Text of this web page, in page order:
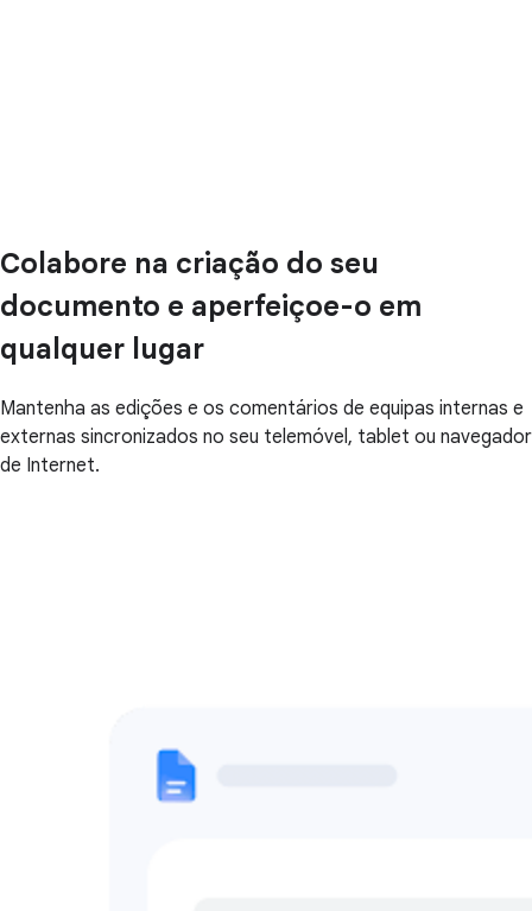
Colabore na criação do seu
documento e aperfeiçoe-o em
qualquer lugar
Mantenha as edições e os comentários de equipas internas e
externas sincronizados no seu telemóvel, tablet ou navegador
de Internet.